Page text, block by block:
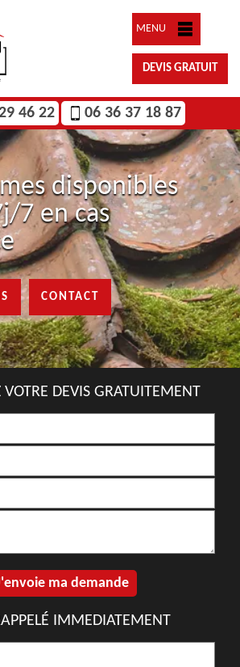
MENU
DEVIS GRATUIT
46 22 06 36 37 18 87
disponibles
7 en cas
CONTACT
DEVIS GRATUITEMENT
IMMEDIATEMENT